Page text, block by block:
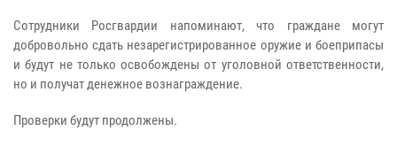
Сотрудники Росгвардии напоминают, что граждане могут
добровольно сдать незарегистрированное оружие и боеприпасы
и будут не только освобождены от уголовной ответственности,
но и получат денежное вознаграждение.
Проверки будут продолжены.